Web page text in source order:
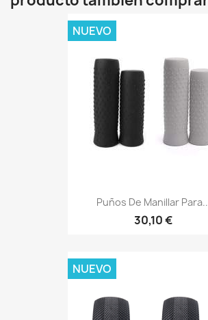
Puños De Manillar
30,10 €
NUEVO
NUEVO